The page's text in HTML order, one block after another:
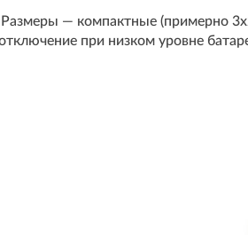
— компактные (примерно
при низком уровне